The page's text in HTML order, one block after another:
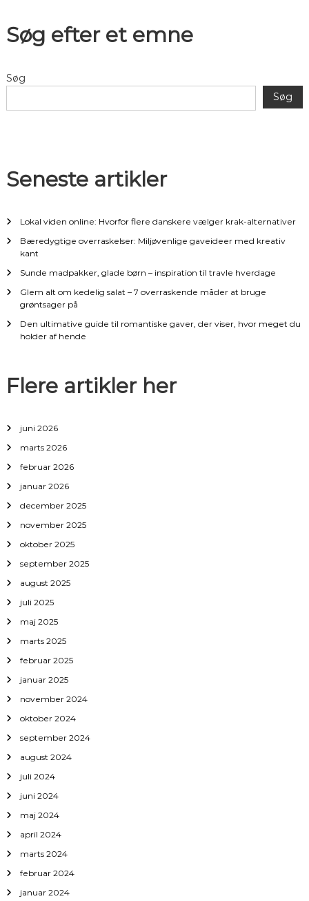
l
æ
a
v
g
a
i
n
Søg efter et emne
Søg
Søg
Seneste artikler
Lokal viden online: Hvorfor flere danskere vælger krak-alternativer
Bæredygtige overraskelser: Miljøvenlige gaveideer med kreativ
kant
Sunde madpakker, glade børn – inspiration til travle hverdage
Glem alt om kedelig salat – 7 overraskende måder at bruge
grøntsager på
Den ultimative guide til romantiske gaver, der viser, hvor meget du
holder af hende
Flere artikler her
juni 2026
marts 2026
februar 2026
januar 2026
december 2025
november 2025
oktober 2025
september 2025
august 2025
juli 2025
maj 2025
marts 2025
februar 2025
januar 2025
november 2024
oktober 2024
september 2024
august 2024
juli 2024
juni 2024
maj 2024
april 2024
marts 2024
februar 2024
januar 2024